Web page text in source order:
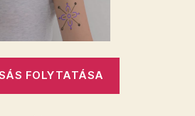
FOLYTATÁSA